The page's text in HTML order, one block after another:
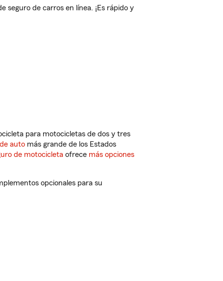
seguro de carros en línea. ¡Es rápido y
para motocicletas de dos y tres
auto más grande de los Estados
de motocicleta ofrece más opciones
opcionales para su